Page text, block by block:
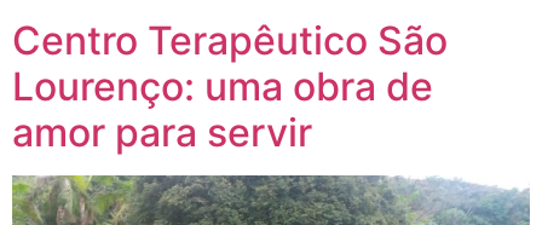
Centro Terapêutico São
Lourenço: uma obra de
amor para servir